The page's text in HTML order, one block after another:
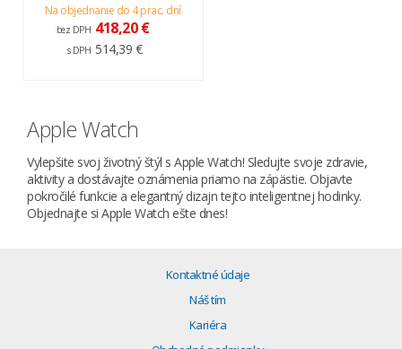
Na objednanie do 4 prac. dní
bez DPH 418,20 €
s DPH 514,39 €
Apple Watch
Vylepšite svoj životný štýl s Apple Watch! Sledujte svoje zdravie,
aktivity a dostávajte oznámenia priamo na zápästie. Objavte
pokročilé funkcie a elegantný dizajn tejto inteligentnej hodinky.
Objednajte si Apple Watch ešte dnes!
Kontaktné údaje
Náš tím
Kariéra